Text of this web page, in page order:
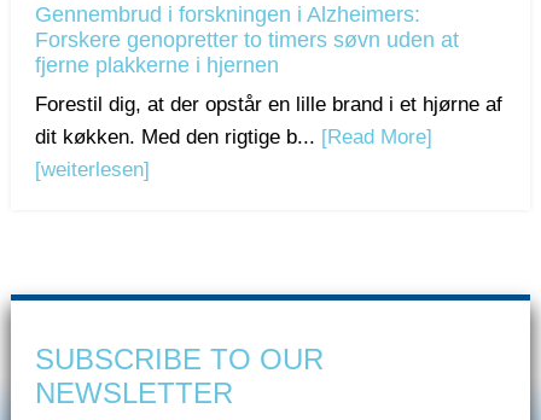
Gennembrud i forskningen i Alzheimers:
Forskere genopretter to timers søvn uden at
fjerne plakkerne i hjernen
Forestil dig, at der opstår en lille brand i et hjørne af
dit køkken. Med den rigtige b... [Read More]
[weiterlesen]
SUBSCRIBE TO OUR
NEWSLETTER